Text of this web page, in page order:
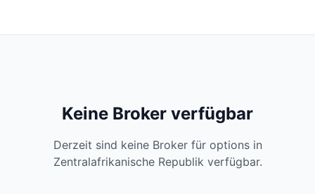
Keine Broker verfügbar
Derzeit sind keine Broker für options in
Zentralafrikanische Republik verfügbar.